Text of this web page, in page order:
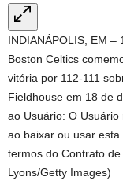
INDIANÁPOLIS, EM –
Boston Celtics
vitória por 112-111
Fieldhouse em 18 de
ao Usuário: O
ao baixar ou usar
termos do Contrato
Lyons/Getty Images)